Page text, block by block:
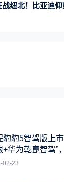
纽北！比亚迪仰望
豹豹5智驾版上
+华为乾崑智驾”
02-23